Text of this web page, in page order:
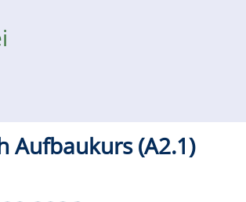
Aufbaukurs (A2.1)